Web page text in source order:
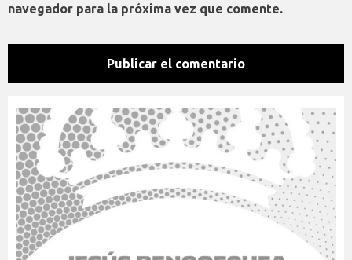
navegador para la próxima vez que comente.